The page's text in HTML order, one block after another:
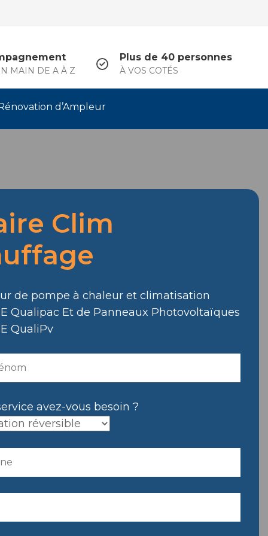
MAIN DE A À Z
Plus de 40 personnes
À VOS COTÉS
d’Ampleur
Clim
de pompe à chaleur et climatisation
Qualipac Et de Panneaux Photovoltaïques
QualiPv
avez-vous besoin ?